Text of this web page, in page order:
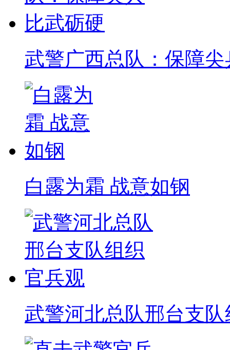
武警广西总队：保障
白露为霜 战意如钢
武警河北总队邢台支